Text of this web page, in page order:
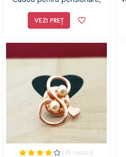
VEZI PREȚ
(35 voturi)